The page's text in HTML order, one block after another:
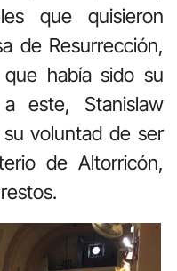
que quisieron
de Resurrección,
había sido su
este, Stanislaw
voluntad de ser
de Altorricón,